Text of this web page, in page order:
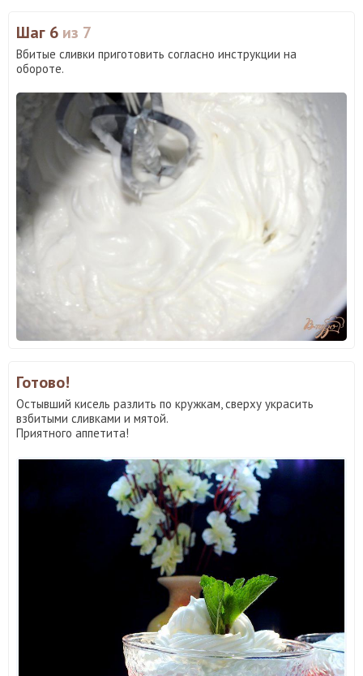
Шаг 6 из 7
Вбитые сливки приготовить согласно инструкции на
обороте.
Готово!
Остывший кисель разлить по кружкам, сверху украсить
взбитыми сливками и мятой.
Приятного аппетита!